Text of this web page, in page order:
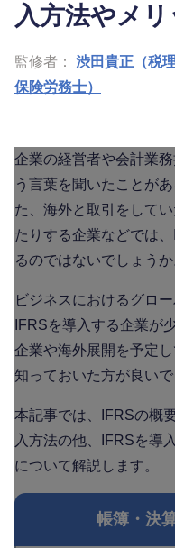
入方法やメ
監修者： 渋田貴正（税
保険労務士）
企業の経営者や会計業
う言葉を聞いたことが
た、海外と取引をして
たりする企業などでは
るのではないでしょうか
ビジネスにおけるグロ
IFRSを導入する企業が
企業や海外展開を予定
知っておいた方が良いで
本記事では、IFRSの概
入方法の他、IFRSを導
について解説します。
帳簿・決